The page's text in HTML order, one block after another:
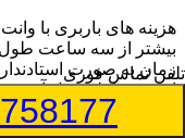
هزینه های باربری با
بیشتر از سه ساعت طول
زمان به صورت
است.عواملی مثل آب
زیاد لوازم ممکن است
شوند که افزایش هزینه
تلفن تماس فوری